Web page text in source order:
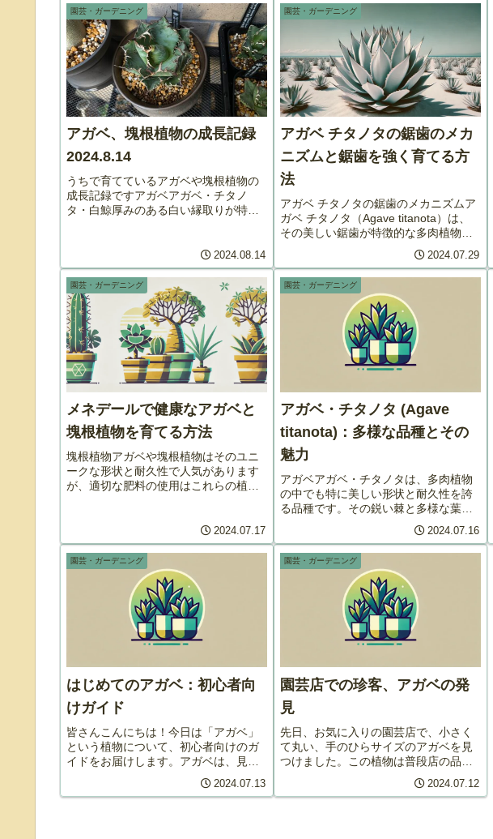
園芸・ガーデニング
アガベ、塊根植物の成長記録
2024.8.14
うちで育てているアガベや塊根植物の
成長記録ですアガベアガベ・チタノ
タ・白鯨厚みのある白い縁取りが特徴
鋭い爪のような葉先がインパクト大の
鬼爪。名前の通り強烈な印象を残しま
す。...
2024.08.14
園芸・ガーデニング
アガベ チタノタの鋸歯のメカ
ニズムと鋸歯を強く育てる方
法
アガベ チタノタの鋸歯のメカニズムア
ガベ チタノタ（Agave titanota）は、
その美しい鋸歯が特徴的な多肉植物
で、多くの園芸愛好家に人気がありま
す。この記事では、アガベ チタノタの
鋸歯がどのように形成されるのか、そ
のメカニズムを詳し...
2024.07.29
園芸・ガーデニング
メネデールで健康なアガベと
塊根植物を育てる方法
塊根植物アガベや塊根植物はそのユニ
ークな形状と耐久性で人気があります
が、適切な肥料の使用はこれらの植物
植物にとって非常に効果的な肥料の一
つです。ここでは、メネデールの適切
な...
2024.07.17
園芸・ガーデニング
アガベ・チタノタ (Agave
titanota)：多様な品種とその
魅力
アガベアガベ・チタノタは、多肉植物
の中でも特に美しい形状と耐久性を誇
る品種です。その鋭い棘と多様な葉の
色や形状から、多くの園芸愛好家に愛
されています。今回は、アガベ・チタ
ノタの魅力とその多様な品種について
詳しく紹介します。アガベ・チタノタ
2024.07.16
園芸・ガーデニング
はじめてのアガベ：初心者向
けガイド
皆さんこんにちは！今日は「アガベ」
という植物について、初心者向けのガ
イドをお届けします。アガベは、見た
目の美しさと育てやすさから人気があ
ります。この記事では、アガベの基本
2024.07.13
園芸・ガーデニング
園芸店での珍客、アガベの発
見
先日、お気に入りの園芸店で、小さく
て丸い、手のひらサイズのアガベを見
つけました。この植物は普段店の品揃
えにはないため、店の一角で私を待っ
ているかのように目を引く存在でし
2024.07.12